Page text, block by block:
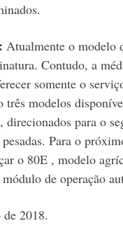
Atualmente o modelo
Contudo, a
somente o
três modelos
para o
Para o
o 80E , modelo
de operação
2018.